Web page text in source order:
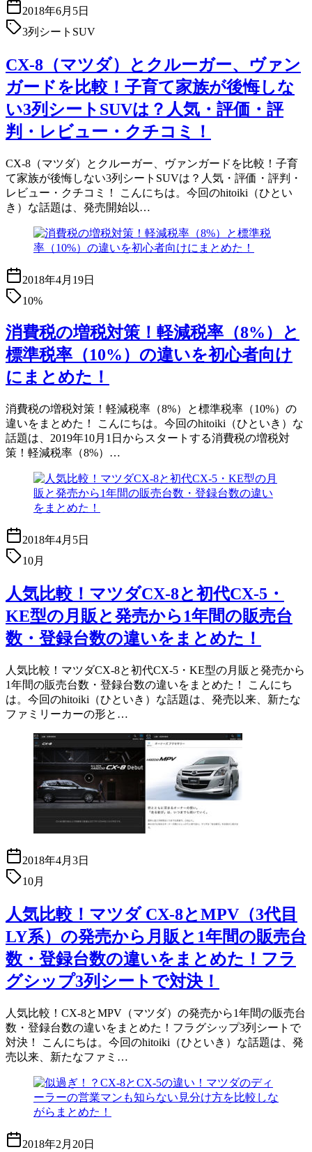
2018年6月5日
3列シートSUV
CX-8（マツダ）とクルーガー、ヴァン
ガードを比較！子育て家族が後悔しな
い3列シートSUVは？人気・評価・評
判・レビュー・クチコミ！
CX-8（マツダ）とクルーガー、ヴァンガードを比較！子育
て家族が後悔しない3列シートSUVは？人気・評価・評判・
レビュー・クチコミ！ こんにちは。今回のhitoiki（ひとい
き）な話題は、発売開始以…
2018年4月19日
10%
消費税の増税対策！軽減税率（8%）と
標準税率（10%）の違いを初心者向け
にまとめた！
消費税の増税対策！軽減税率（8%）と標準税率（10%）の
違いをまとめた！ こんにちは。今回のhitoiki（ひといき）な
話題は、2019年10月1日からスタートする消費税の増税対
策！軽減税率（8%）…
2018年4月5日
10月
人気比較！マツダCX-8と初代CX-5・
KE型の月販と発売から1年間の販売台
数・登録台数の違いをまとめた！
人気比較！マツダCX-8と初代CX-5・KE型の月販と発売から
1年間の販売台数・登録台数の違いをまとめた！ こんにち
は。今回のhitoiki（ひといき）な話題は、発売以来、新たな
ファミリーカーの形と…
2018年4月3日
10月
人気比較！マツダ CX-8とMPV（3代目
LY系）の発売から月販と1年間の販売台
数・登録台数の違いをまとめた！フラ
グシップ3列シートで対決！
人気比較！CX-8とMPV（マツダ）の発売から1年間の販売台
数・登録台数の違いをまとめた！フラグシップ3列シートで
対決！ こんにちは。今回のhitoiki（ひといき）な話題は、発
売以来、新たなファミ…
2018年2月20日